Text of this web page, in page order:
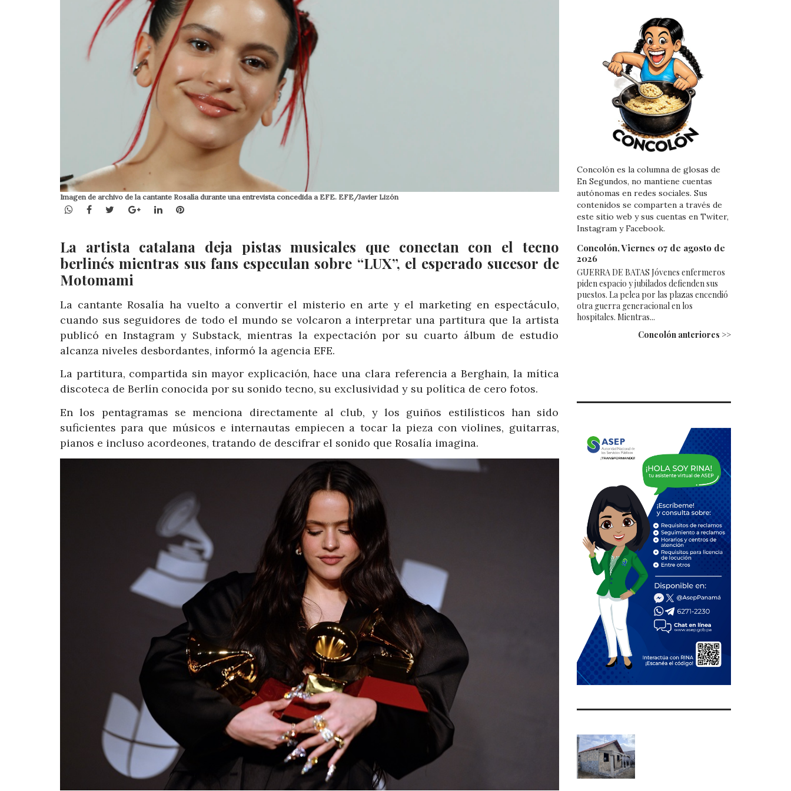
Imagen de archivo de la cantante Rosalía durante una entrevista concedida a EFE. EFE/Javier Lizón
WhatsApp
Facebook
TwitterGoogle+LinkedInPinterest
La artista catalana deja pistas musicales que conectan con el tecno
berlinés mientras sus fans especulan sobre “LUX”, el esperado sucesor de
Motomami
La cantante Rosalía ha vuelto a convertir el misterio en arte y el marketing en espectáculo,
cuando sus seguidores de todo el mundo se volcaron a interpretar una partitura que la artista
publicó en Instagram y Substack, mientras la expectación por su cuarto álbum de estudio
alcanza niveles desbordantes, informó la agencia EFE.
La partitura, compartida sin mayor explicación, hace una clara referencia a Berghain, la mítica
discoteca de Berlín conocida por su sonido tecno, su exclusividad y su política de cero fotos.
En los pentagramas se menciona directamente al club, y los guiños estilísticos han sido
suficientes para que músicos e internautas empiecen a tocar la pieza con violines, guitarras,
pianos e incluso acordeones, tratando de descifrar el sonido que Rosalía imagina.
Concolón es la columna de glosas de
En Segundos, no mantiene cuentas
autónomas en redes sociales. Sus
contenidos se comparten a través de
este sitio web y sus cuentas en Twiter,
Instagram y Facebook.
Concolón, Viernes 07 de agosto de
2026
GUERRA DE BATAS Jóvenes enfermeros
piden espacio y jubilados defienden sus
puestos. La pelea por las plazas encendió
otra guerra generacional en los
hospitales. Mientras...
Concolón anteriores >>